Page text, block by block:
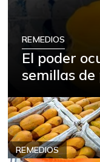
REMEDIOS
El poder
semillas
REMEDIOS